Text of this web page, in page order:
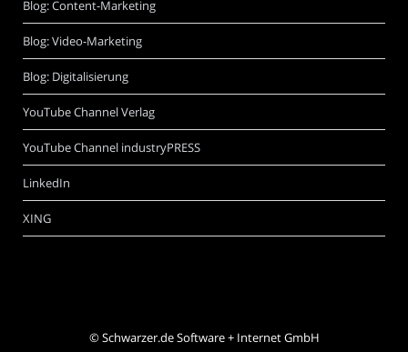
Blog: Content-Marketing
Blog: Video-Marketing
Blog: Digitalisierung
YouTube Channel Verlag
YouTube Channel industryPRESS
LinkedIn
XING
©Schwarzer.de Software + Internet GmbH